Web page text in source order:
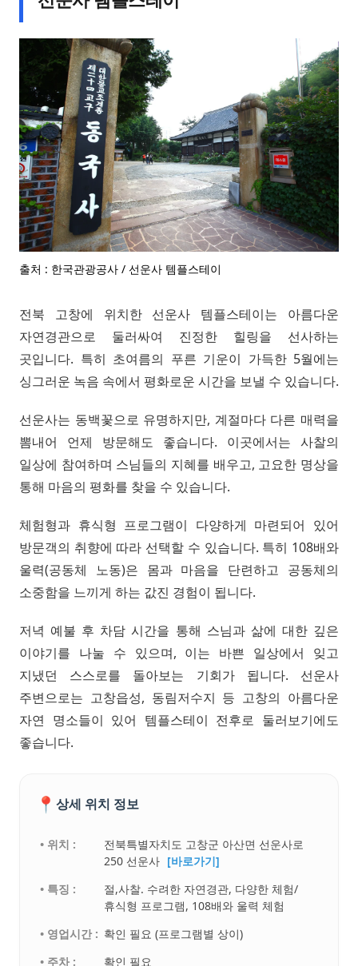
출처 : 한국관광공사 / 선운사 템플스테이
전북 고창에 위치한 선운사 템플스테이는 아름다운
자연경관으로 둘러싸여 진정한 힐링을 선사하는
곳입니다. 특히 초여름의 푸른 기운이 가득한 5월에는
싱그러운 녹음 속에서 평화로운 시간을 보낼 수 있습니다.
선운사는 동백꽃으로 유명하지만, 계절마다 다른 매력을
뽐내어 언제 방문해도 좋습니다. 이곳에서는 사찰의
일상에 참여하며 스님들의 지혜를 배우고, 고요한 명상을
통해 마음의 평화를 찾을 수 있습니다.
체험형과 휴식형 프로그램이 다양하게 마련되어 있어
방문객의 취향에 따라 선택할 수 있습니다. 특히 108배와
울력(공동체 노동)은 몸과 마음을 단련하고 공동체의
소중함을 느끼게 하는 값진 경험이 됩니다.
저녁 예불 후 차담 시간을 통해 스님과 삶에 대한 깊은
이야기를 나눌 수 있으며, 이는 바쁜 일상에서 잊고
지냈던 스스로를 돌아보는 기회가 됩니다. 선운사
주변으로는 고창읍성, 동림저수지 등 고창의 아름다운
자연 명소들이 있어 템플스테이 전후로 둘러보기에도
좋습니다.
📍 상세 위치 정보
• 위치 :
전북특별자치도 고창군 아산면 선운사로
250 선운사 [바로가기]
• 특징 :
절,사찰. 수려한 자연경관, 다양한 체험/
휴식형 프로그램, 108배와 울력 체험
• 영업시간 : 확인 필요 (프로그램별 상이)
• 주차 :
확인 필요